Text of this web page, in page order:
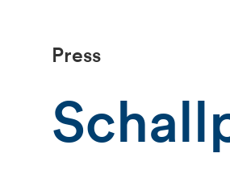
Press